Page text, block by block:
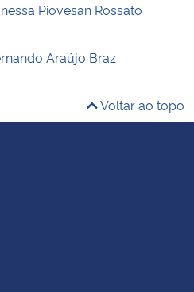
Piovesan Rossato
Araújo Braz
Voltar ao topo